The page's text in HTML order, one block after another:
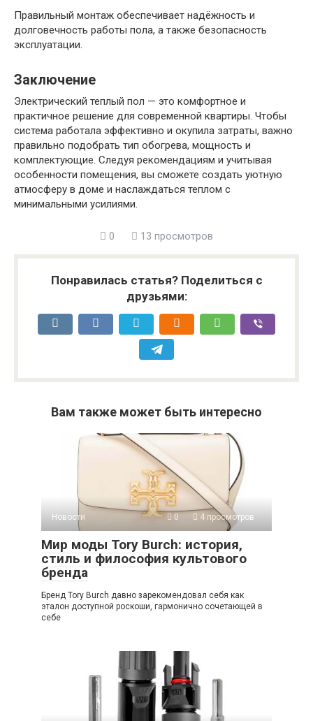
Правильный монтаж обеспечивает надёжность и
долговечность работы пола, а также безопасность
эксплуатации.
Заключение
Электрический теплый пол — это комфортное и
практичное решение для современной квартиры. Чтобы
система работала эффективно и окупила затраты, важно
правильно подобрать тип обогрева, мощность и
комплектующие. Следуя рекомендациям и учитывая
особенности помещения, вы сможете создать уютную
атмосферу в доме и наслаждаться теплом с
минимальными усилиями.
0 13 просмотров
Понравилась статья? Поделиться с
друзьями:
Вам также может быть интересно
Новости 0 4 просмотров
Мир моды Tory Burch: история,
стиль и философия культового
бренда
Бренд Tory Burch давно зарекомендовал себя как
эталон доступной роскоши, гармонично сочетающей в
себе